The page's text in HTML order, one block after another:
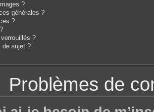
?
générales ?
?
?
de sujet ?
Problèmes de